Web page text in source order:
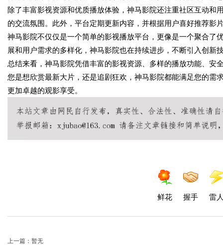
除了丰富影视资源和优质播放体验，神马影院还注重社区互动
的交流氛围。此外，平台定期更新内容，并根据用户喜好推荐影
神马影院不仅仅是一个简单的影视播放平台，更像是一个聚合了
展和用户需求的多样化，神马影院也在持续进步，不断引入创新
总结来看，神马影院凭借丰富的影视资源、多样的播放功能、
您是想欣赏最新大片，还是追剧狂欢，神马影院都能满足您的需
更加卓越的观影享受。
鲜花 握手 雷
上一篇：暂无